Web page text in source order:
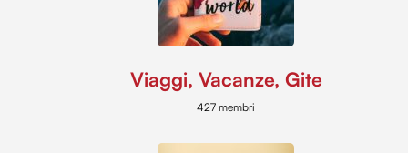
Viaggi, Vacanze, Gite
427 membri